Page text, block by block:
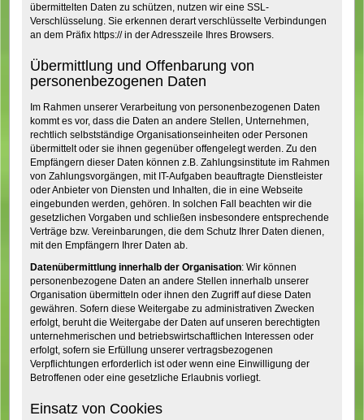
übermittelten Daten zu schützen, nutzen wir eine SSL-
Verschlüsselung. Sie erkennen derart verschlüsselte Verbindungen
an dem Präfix https:// in der Adresszeile Ihres Browsers.
Übermittlung und Offenbarung von
personenbezogenen Daten
Im Rahmen unserer Verarbeitung von personenbezogenen Daten
kommt es vor, dass die Daten an andere Stellen, Unternehmen,
rechtlich selbstständige Organisationseinheiten oder Personen
übermittelt oder sie ihnen gegenüber offengelegt werden. Zu den
Empfängern dieser Daten können z.B. Zahlungsinstitute im Rahmen
von Zahlungsvorgängen, mit IT-Aufgaben beauftragte Dienstleister
oder Anbieter von Diensten und Inhalten, die in eine Webseite
eingebunden werden, gehören. In solchen Fall beachten wir die
gesetzlichen Vorgaben und schließen insbesondere entsprechende
Verträge bzw. Vereinbarungen, die dem Schutz Ihrer Daten dienen,
mit den Empfängern Ihrer Daten ab.
Datenübermittlung innerhalb der Organisation: Wir können
personenbezogene Daten an andere Stellen innerhalb unserer
Organisation übermitteln oder ihnen den Zugriff auf diese Daten
gewähren. Sofern diese Weitergabe zu administrativen Zwecken
erfolgt, beruht die Weitergabe der Daten auf unseren berechtigten
unternehmerischen und betriebswirtschaftlichen Interessen oder
erfolgt, sofern sie Erfüllung unserer vertragsbezogenen
Verpflichtungen erforderlich ist oder wenn eine Einwilligung der
Betroffenen oder eine gesetzliche Erlaubnis vorliegt.
Einsatz von Cookies